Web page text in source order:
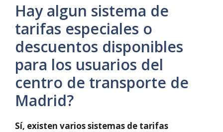
Hay algun sistema de
tarifas especiales o
descuentos disponibles
para los usuarios del
centro de transporte de
Madrid?
Sí, existen varios sistemas de tarifas